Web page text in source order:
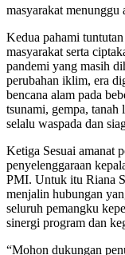
masyarakat menunggu
Kedua pahami
masyarakat serta
pandemi yang masih
perubahan iklim, era
bencana alam pada
tsunami, gempa,
selalu waspada dan
Ketiga Sesuai amanat
penyelenggaraan
PMI. Untuk itu Riana
menjalin hubungan
seluruh pemangku
sinergi program dan
“Mohon dukungan